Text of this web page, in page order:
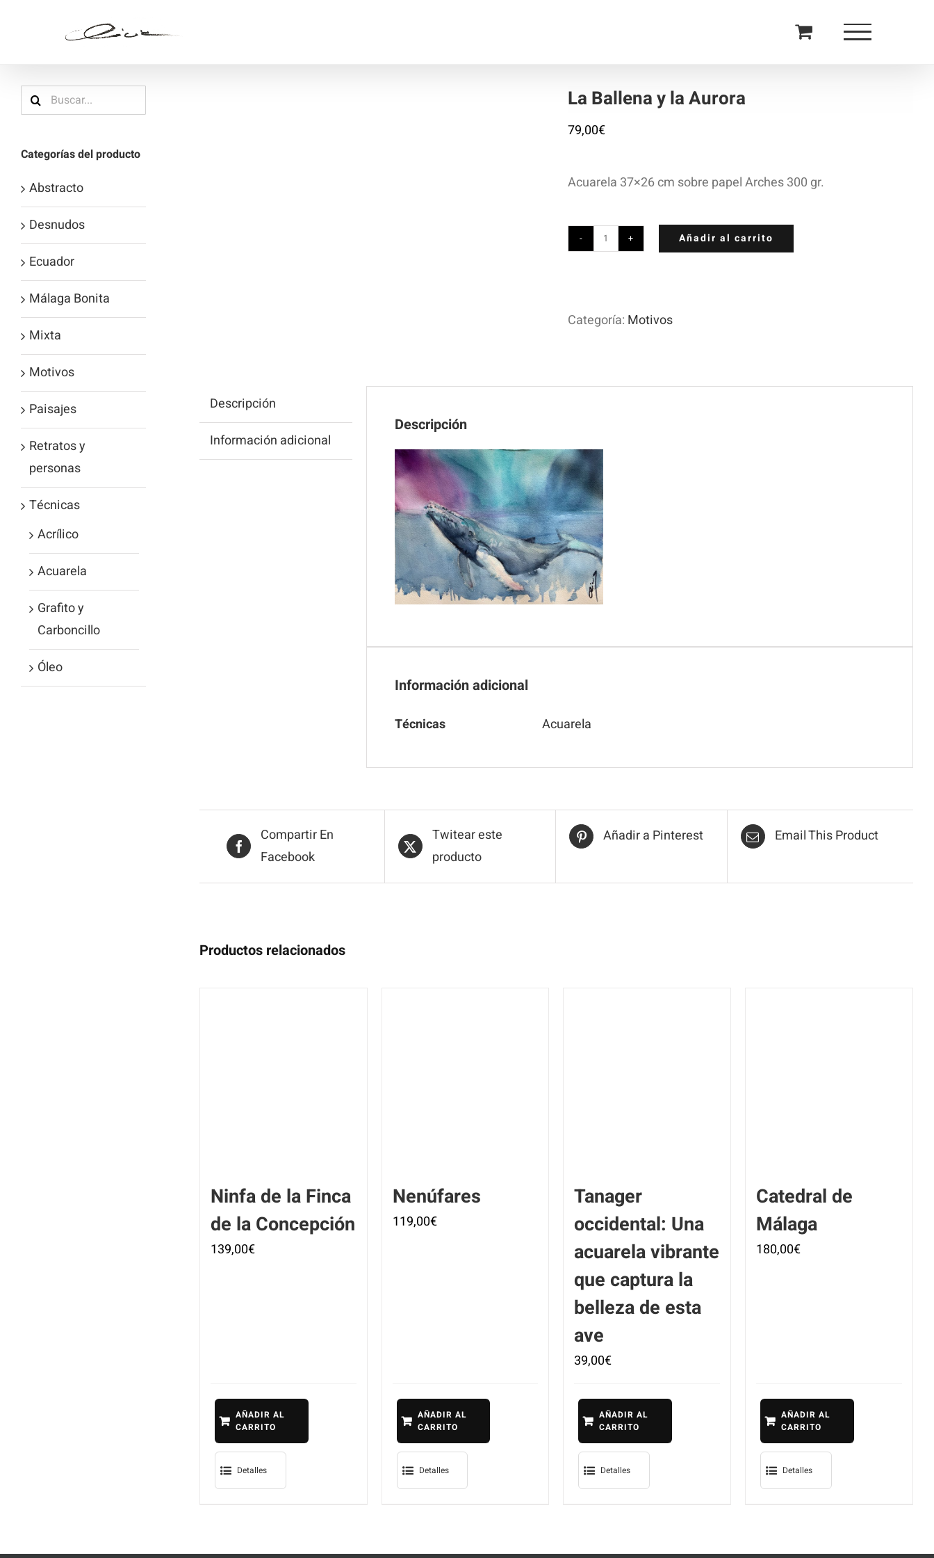
La Ballena y la Aurora
79,00€
Acuarela 37×26 cm sobre papel Arches 300 gr.
La
la
Añadir al carrito
Categoría: Motivos
Descripción
Información adicional
Descripción
Información adicional
Técnicas Acuarela
Compartir En
Facebook
Twitear este
producto
Añadir a Pinterest Email This Product
Productos relacionados
Ninfa de la Finca
de la Concepción
139,00€
AÑADIR AL
CARRITO
Detalles
Nenúfares
119,00€
AÑADIR AL
CARRITO
Detalles
Tanager
occidental: Una
acuarela vibrante
que captura la
belleza de esta
ave
39,00€
AÑADIR AL
CARRITO
Detalles
Catedral de
Málaga
180,00€
AÑADIR AL
CARRITO
Detalles
Buscar:
Categorías del producto
Abstracto
Desnudos
Ecuador
Málaga Bonita
Mixta
Motivos
Paisajes
Retratos y
personas
Técnicas
Acrílico
Acuarela
Grafito y
Carboncillo
Óleo